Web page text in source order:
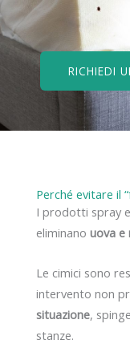
RICHIEDI
Perché evitare il
I prodotti spray
eliminano uova e
Le cimici sono
intervento non
situazione,
stanze.